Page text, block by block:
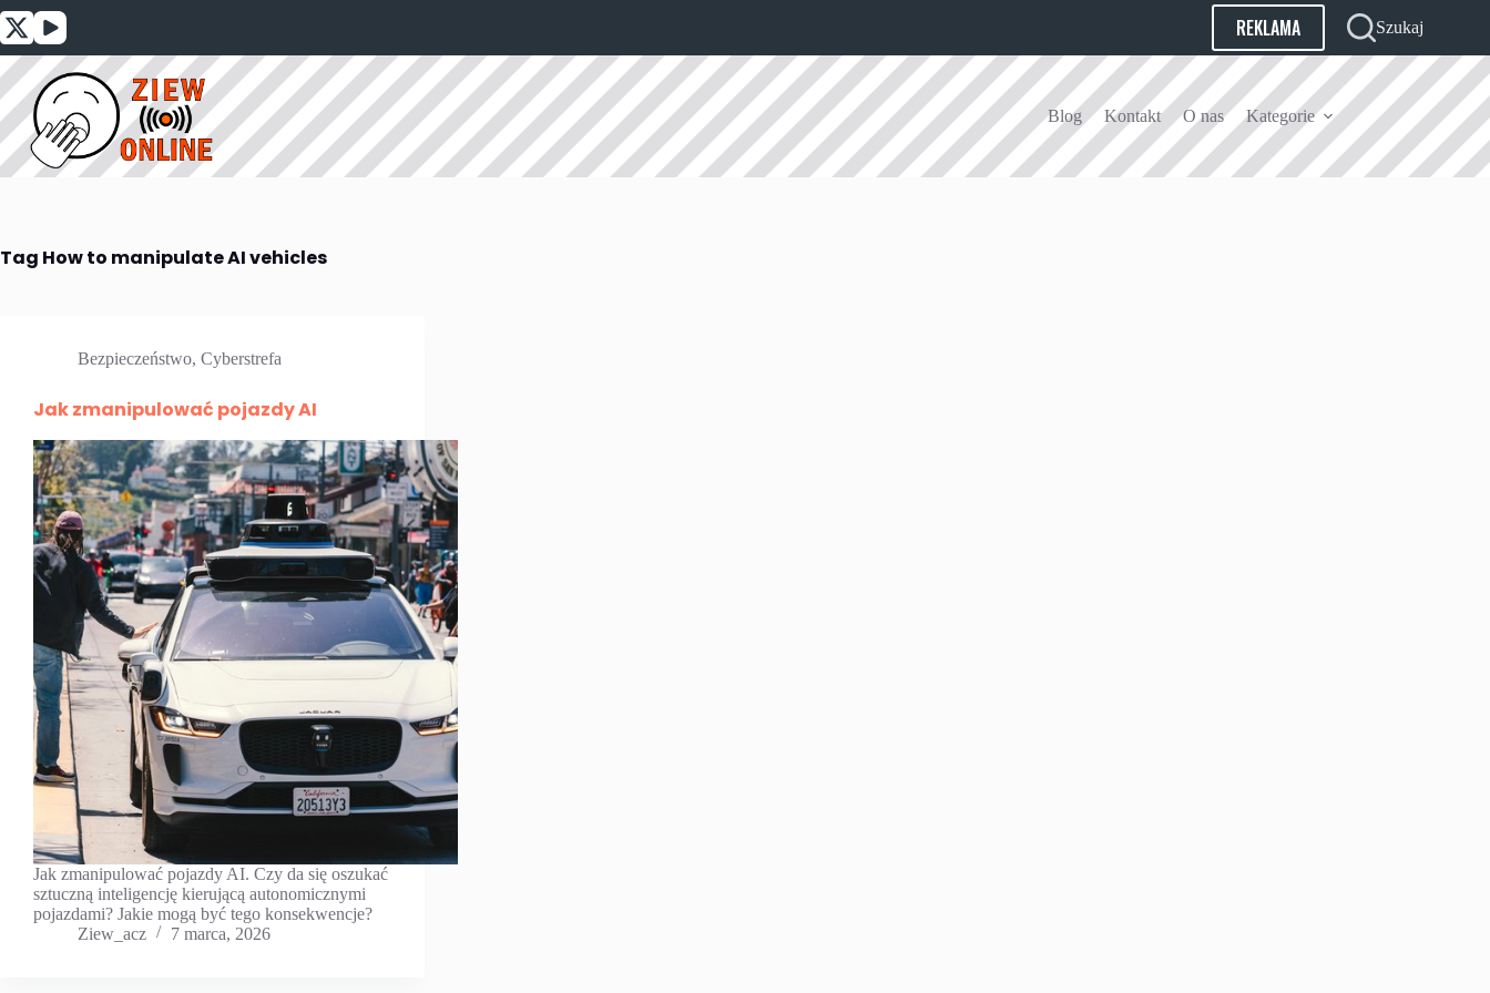
Przejdź
do
treści
REKLAMA Szukaj
Blog Kontakt O nas Kategorie
Tag How to manipulate AI vehicles
Bezpieczeństwo, Cyberstrefa
Jak zmanipulować pojazdy AI
Jak zmanipulować pojazdy AI. Czy da się oszukać
sztuczną inteligencję kierującą autonomicznymi
pojazdami? Jakie mogą być tego konsekwencje?
Ziew_acz
7 marca, 2026